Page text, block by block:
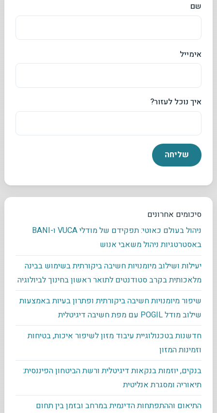
שם
אימייל
איך נוכל לעזור?
סיכומים אחרונים
ניהול בעולם כאוטי: תפקידם של מודלי VUCA ו-BANI
באסטרטגיות ניהול משאבי אנוש
יעילות ושילוב מיומנויות חשיבה ביקורתית בשימוש בבינה
מלאכותית בקרב סטודנטים לתואר ראשון בחינוך לביולוגיה
שיפור מיומנויות חשיבה ביקורתית ופתרון בעיות באמצעות
שילוב מודל POGIL עם מפת חשיבה דיגיטלית
חדשנות בטכנולוגיית עיבוד מזון לשיפור איכות, בטיחות
וזמינות המזון
בנקים, יוזמות בנקאות דיגיטלית ורשת הביטחון הפיננסית:
תיאוריה ומסגרת אנליטית
התיאום וההתפתחות הדינמית במרחב ובזמן בין תחום